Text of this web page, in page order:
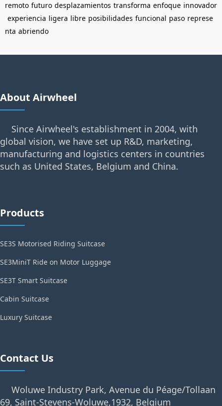
remoto futuro desplazamientos transforma enfoque innovador
experiencia ligera libre posibilidades funcional paso represe
nta abriendo
About Airwheel
Since Airwheel's establishment in 2004, with
global vision, we have set up R&D, marketing,
manufacturing and logistics centers in countries
such as United States, Belgium and China.
Products
SE3S Motorised Riding Suitcase
SE3MiniT Ride on Motor Luggage
SE3T Smart Suitcase
Cabin Suitcase
Luxury Suitcase
Contact Us
Woluwe Industry Park, Avenue du Péage/Tollaan
69, Saint-Stevens-Woluwe,1932, Belgium